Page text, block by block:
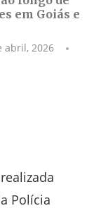
em Goiás e
abril, 2026
Polícia